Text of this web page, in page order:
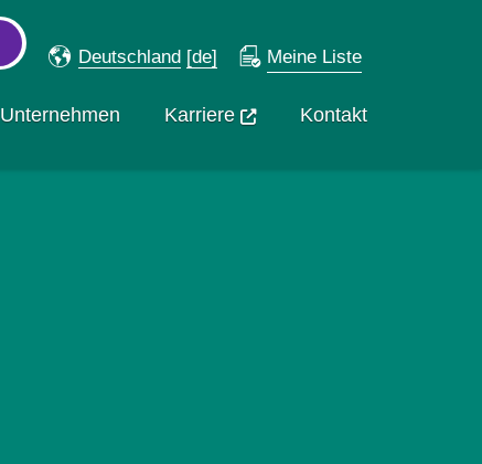
Deutschland [de] Meine Liste
Unternehmen Karriere Kontakt